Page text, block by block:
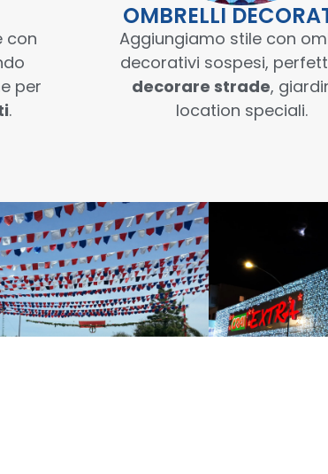
con
per
.
OMBRELLI
Aggiungiamo stile con
decorativi sospesi,
decorare strade,
location speciali.